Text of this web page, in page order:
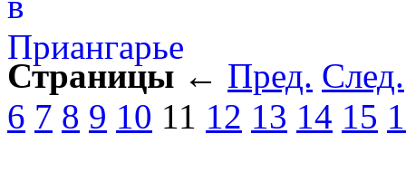
Страницы ← Пред. След.
6 7 8 9 10 11 12 13 14 15